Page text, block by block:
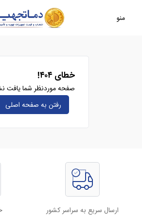
منو
خطای ۴۰۴!
صفحه موردنظر شما یافت
رفتن به صفحه‌ اصلی
ارسال سریع به سراسر کشور